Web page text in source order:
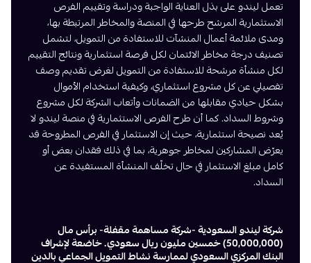
تعمل ليندو على بذل العناية الواجبة ودراسة وتقييم الفرص
الاستثمارية المرشح طرحها في المنصة والمخاطر المرتبطة بها،
ومدى ملائمة أعمال المنشآت للاستفادة من التمويل، لتشمل
تصنيف درجة مخاطر الائتمان لكل فرصة استثمارية ونتائج التقييم
لكل منشأة مرشحة للاستفادة من التمويل لغرض تقديم وصف
تفصيلي عن كل مشروع استثماري، وكيفية استخدام الأموال
بشكل حيادي مقابلها من الضمانات وأتعاب الشركة لكل مشروع
وشروط السداد. كما أن طرح الفرص الاستثمارية في منصة ليندو لا
يُعد نصيحة استثمارية، حيث إن الاستثمار في الفرص المطروحة قد
يعرّض المشاركين لمخاطر جوهرية، بما في ذلك فقدان بعض أو
كامل مبلغ الاستثمار في حال تخلّف المنشأة المستفيدة عن
السداد.
شركة ليندو السعودية -شركة مساهمة مقفلة- برأس مال
(50,000,000) خمسين مليون ريال سعودي. خاضعة لإشراف
البنك المركزي السعودي لممارسة نشاط التمويل الجماعي بالدين